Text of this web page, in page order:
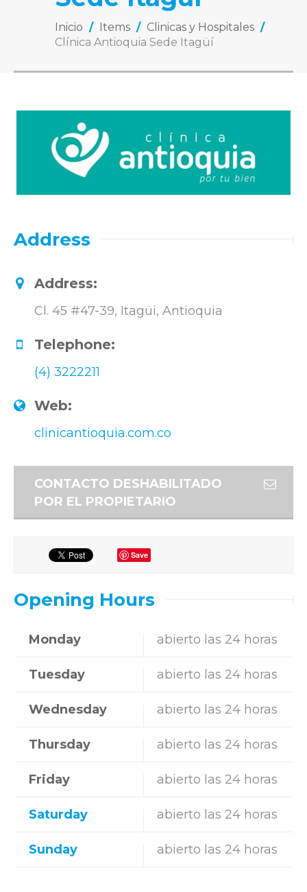
Inicio / Items / Clinicas y Hospitales /
Clínica Antioquia Sede Itagüí
Address
Address:
Cl. 45 #47-39, Itagüi, Antioquia
Telephone:
(4) 3222211
Web:
clinicantioquia.com.co
CONTACTO DESHABILITADO
POR EL PROPIETARIO
Save
Opening Hours
Monday abierto las 24 horas
Tuesday abierto las 24 horas
Wednesday abierto las 24 horas
Thursday abierto las 24 horas
Friday abierto las 24 horas
Saturday abierto las 24 horas
Sunday abierto las 24 horas